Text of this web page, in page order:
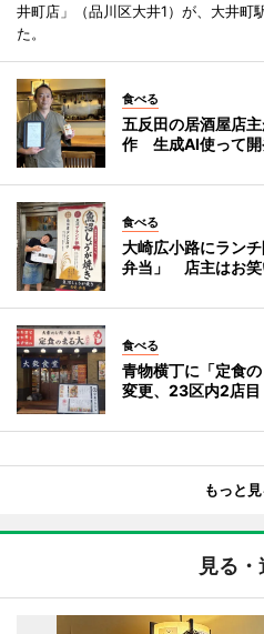
井町店」（品川区大井1）が、大井町
た。
食べる
五反田の居酒屋店
作 生成AI使って開
食べる
大崎広小路にラン
弁当」 店主はお笑
食べる
青物横丁に「定食
変更、23区内2店目
もっと
見る